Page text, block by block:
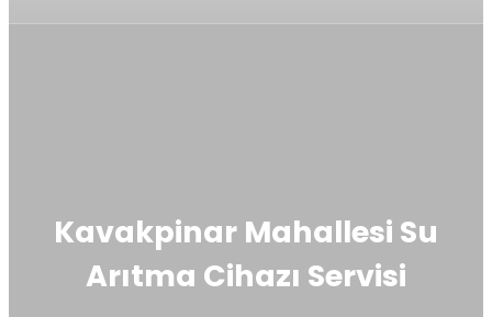
Kavakpinar Mahallesi Su
Arıtma Cihazı Servisi